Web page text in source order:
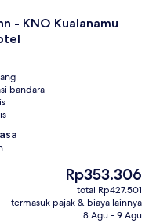
- KNO Kualanamu
bandara
Harga
sekarang
Rp353.306
Rp353.306
total Rp427.501
termasuk pajak & biaya lainnya
8 Agu - 9 Agu